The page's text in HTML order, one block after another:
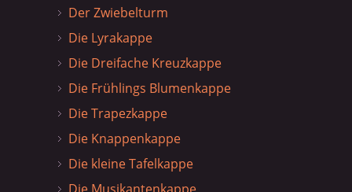
Der Zwiebelturm
Die Lyrakappe
Die Dreifache Kreuzkappe
Die Frühlings Blumenkappe
Die Trapezkappe
Die Knappenkappe
Die kleine Tafelkappe